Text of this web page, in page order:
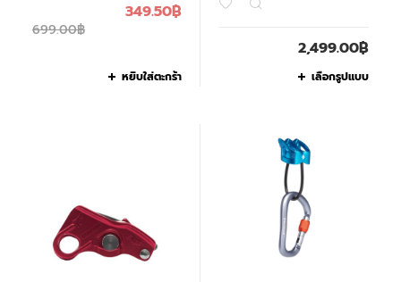
699.00฿
349.50฿
หยิบใส่ตะกร้า
2,499.00฿
เลือกรูปแบบ